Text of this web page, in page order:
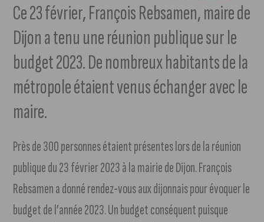
Ce 23 février, François Rebsamen, maire de
Dijon a tenu une réunion publique sur le
budget 2023. De nombreux habitants de la
métropole étaient venus échanger avec le
maire.
Près de 300 personnes étaient présentes lors de la réunion
publique du 23 février 2023 à la mairie de Dijon. François
Rebsamen a donné rendez-vous aux dijonnais pour évoquer le
budget de l’année 2023. Un budget conséquent puisque